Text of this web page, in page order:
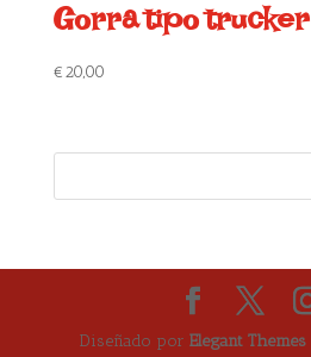
Gorra tipo trucker
€20,00
Diseñado porElegant Themes